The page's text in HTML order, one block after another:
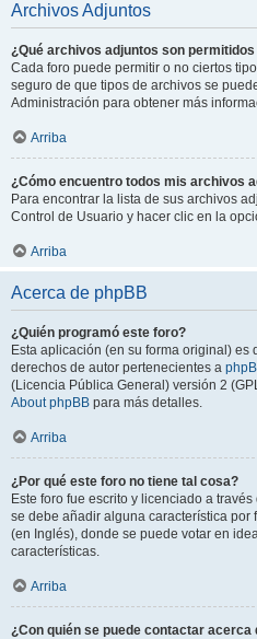
Archivos Adjuntos
¿Qué archivos adjuntos son
Cada foro puede permitir o no ciertos
seguro de que tipos de archivos se
Administración para obtener más
Arriba
¿Cómo encuentro todos mis archivos
Para encontrar la lista de sus archivos
Control de Usuario y hacer clic en la
Arriba
Acerca de phpBB
¿Quién programó este foro?
Esta aplicación (en su forma original)
derechos de autor pertenecientes a
(Licencia Pública General) versión 2
About phpBB para más detalles.
Arriba
¿Por qué este foro no tiene tal cosa?
Este foro fue escrito y licenciado a
se debe añadir alguna característica por
(en Inglés), donde se puede votar en
características.
Arriba
¿Con quién se puede contactar acerca